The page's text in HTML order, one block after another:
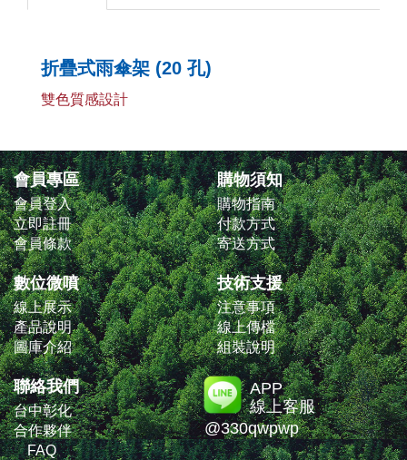
折疊式雨傘架 (20 孔)
雙色質感設計
會員專區
會員登入
立即註冊
會員條款
購物須知
購物指南
付款方式
寄送方式
數位微噴
線上展示
產品說明
圖庫介紹
技術支援
注意事項
線上傳檔
組裝說明
聯絡我們
台中彰化
合作夥伴
FAQ
APP
線上客服
@330qwpwp